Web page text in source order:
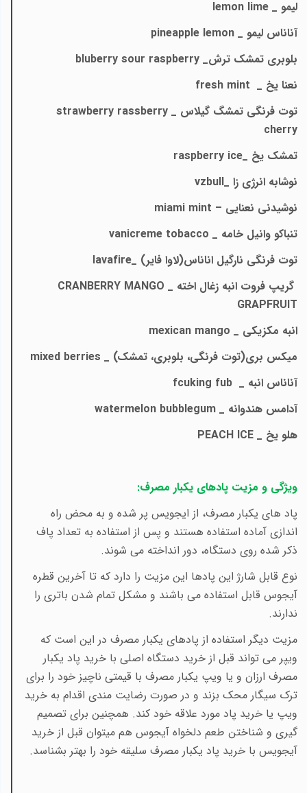
لیمو _ lemon lime
آناناس لیمو _ pineapple lemon
بلوبری تمشک ترش_ bluberry sour raspberry
نعنا یخ _ fresh mint
توت فرنگی تمشگ گیلاس _ strawberry rassberry
cherry
تمشک یخ _raspberry ice
نوشابه انرژی زا _vzbull
نوشیدنی نعنایی – miami mint
تنباکو وانیل خامه _ vanicreme tobacco
توت فرنگی نارگیل اناناس(لاوا فایر) _lavafire
گریپ فروت انبه زغال اخته _ CRANBERRY MANGO
GRAPFRUIT
انبه مکزیکی _ mexican mango
میکس بری(توت فرنگی، بلوبری، تمشک) _ mixed berries
آناناس انبه _
fcuking fub
آدامس هندوانه _ watermelon bubblegum
هلو یخ _ PEACH ICE
ویژگی و مزیت پادهای یکبار مصرف:
پاد های یکبار مصرف، از ایجویس پر شده و به محض راه
اندازی آماده استفاده هستند و پس از استفاده به تعداد پاف
ذکر شده روی دستگاه، دور انداخته می شوند.
نوع قابل شارژ این پادها این مزیت را دارد که تا آخرین قطره
آیجوس قابل استفاده می باشند و مشکل تمام شدن باتری را
ندارند.
مزیت دیگر استفاده از پادهای یکبار مصرف در این است که
ویپر می تواند قبل از خرید دستگاه اصلی با خرید پاد یکبار
مصرف ارزان و یا ویپ یکبار مصرف با قیمتی ناچیز خود را برای
ترک سیگار محک بزند و در صورت رضایت مندی اقدام به خرید
ویپ یا خرید پاد مورد علاقه خود کند. همچنین برای تصمیم
گیری و شناختن طعم دلخواه آیجوس هم میتوان قبل از خرید
آیجویس با خرید پاد یکبار مصرف سلیقه خود را بهتر بشناسد.